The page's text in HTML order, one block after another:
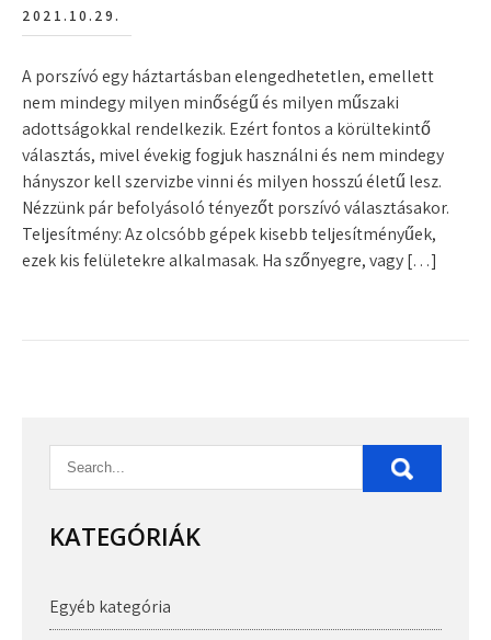
2021.10.29.
A porszívó egy háztartásban elengedhetetlen, emellett
nem mindegy milyen minőségű és milyen műszaki
adottságokkal rendelkezik. Ezért fontos a körültekintő
választás, mivel évekig fogjuk használni és nem mindegy
hányszor kell szervizbe vinni és milyen hosszú életű lesz.
Nézzünk pár befolyásoló tényezőt porszívó választásakor.
Teljesítmény: Az olcsóbb gépek kisebb teljesítményűek,
ezek kis felületekre alkalmasak. Ha szőnyegre, vagy […]
KATEGÓRIÁK
Egyéb kategória